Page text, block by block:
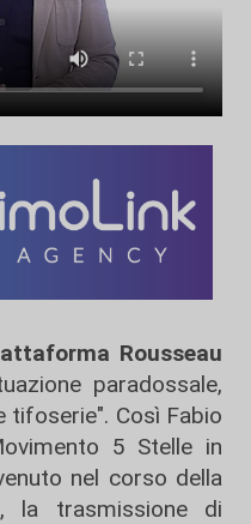
Rousseau
paradossale,
tifoserie". Così Fabio
5 Stelle in
nel corso della
la trasmissione di